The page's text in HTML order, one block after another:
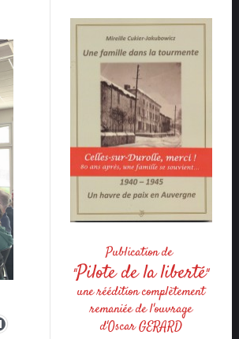
Publication de
"Pilote de la liberté"
une réédition complètement
remaniée de l'ouvrage
d'Oscar GERARD